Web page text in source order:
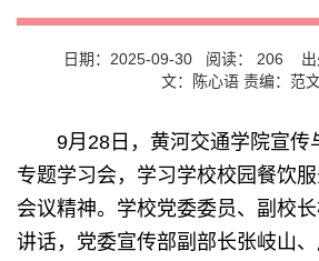
日期：2025-09-30 阅读： 206 出
文：陈心语 责编：范
9月28日，黄河交通学院宣传
专题学习会，学习学校校园餐饮
会议精神。学校党委委员、副校
讲话，党委宣传部副部长张岐山